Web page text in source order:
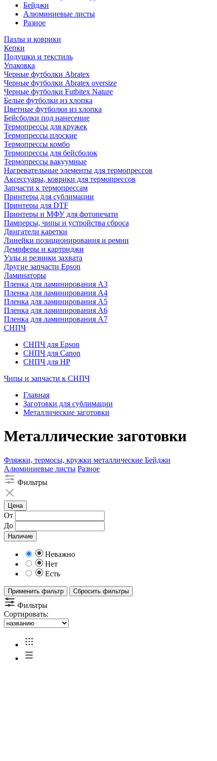
Бейджи
Алюминиевые листы
Разное
Пазлы и коврики
Кепки
Подушки и текстиль
Упаковка
Черные футболки Abratex
Черные футболки Abratex oversize
Черные футболки Futbitex Nature
Белые футболки из хлопка
Цветные футболки из хлопка
Бейсболки под нанесение
Термопрессы для кружек
Термопрессы плоские
Термопрессы комбо
Термопрессы для бейсболок
Термопрессы вакуумные
Нагревательные элементы для термопрессов
Аксессуары, коврики для термопрессов
Запчасти к термопрессам
Принтеры для сублимации
Принтеры для DTF
Принтеры и МФУ для фотопечати
Памперсы, чипы и устройства сброса
Двигатели каретки
Линейки позиционирования и ремни
Демпферы и картриджи
Узлы и резинки захвата
Другие запчасти Epson
Ламинаторы
Пленка для ламинирования А3
Пленка для ламинирования А4
Пленка для ламинирования А5
Пленка для ламинирования А6
Пленка для ламинирования А7
СНПЧ
СНПЧ для Epson
СНПЧ для Canon
СНПЧ для HP
Чипы и запчасти к СНПЧ
Главная
Заготовки для сублимации
Металлические заготовки
Металлические заготовки
Фляжки, термосы, кружки металлические Бейджи
Алюминиевые листы Разное
Фильтры
Цена
От
До
Наличие
Неважно
Нет
Есть
Применить фильтр Сбросить фильтры
Фильтры
Сортировать: